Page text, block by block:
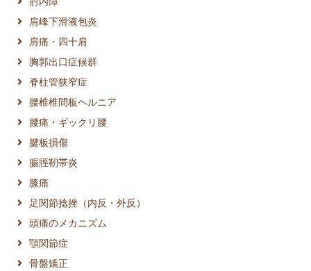
肩峰下滑液包炎
肩痛・四十肩
胸郭出口症候群
脊柱管狭窄症
腰椎椎間板ヘルニア
腰痛・ギックリ腰
腱板損傷
腸脛靭帯炎
膝痛
足関節捻挫（内反・外反）
頭痛のメカニズム
顎関節症
骨盤矯正